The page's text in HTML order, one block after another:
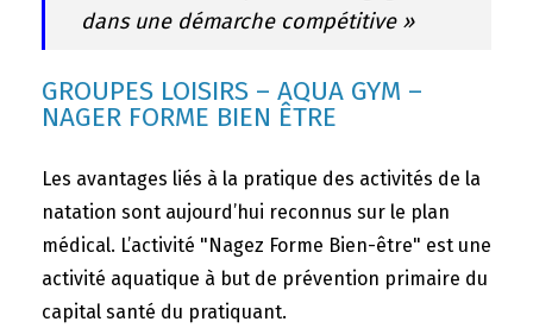
dans une démarche compétitive »
GROUPES LOISIRS – AQUA GYM –
NAGER FORME BIEN ÊTRE
Les avantages liés à la pratique des activités de la
natation sont aujourd’hui reconnus sur le plan
médical. L’activité "Nagez Forme Bien-être" est une
activité aquatique à but de prévention primaire du
capital santé du pratiquant.